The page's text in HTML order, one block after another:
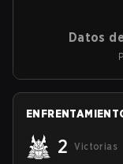
Datos
2 Victorias